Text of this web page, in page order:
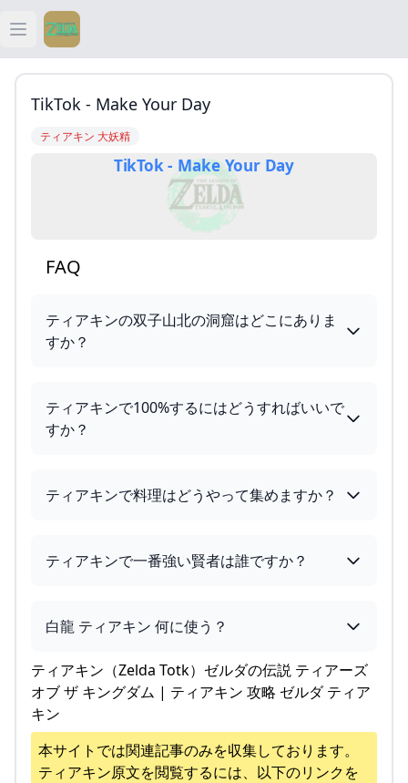
Open main menu
ティアキン
ティアキン 武器
ティアキン 攻略
TikTok - Make Your Day
ティアキン 大妖精
TikTok - Make Your Day
FAQ
ティアキンの双子山北の洞窟はどこにありま
すか？
ティアキンで100%するにはどうすればいいで
すか？
ティアキンで料理はどうやって集めますか？
ティアキンで一番強い賢者は誰ですか？
白龍 ティアキン 何に使う？
ティアキン（Zelda Totk）ゼルダの伝説 ティアーズ
オブ ザ キングダム | ティアキン 攻略 ゼルダ ティア
キン
本サイトでは関連記事のみを収集しております。
ティアキン原文を閲覧するには、以下のリンクを